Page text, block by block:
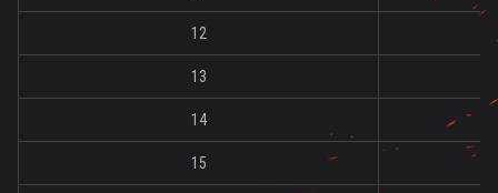
12
13
14
15